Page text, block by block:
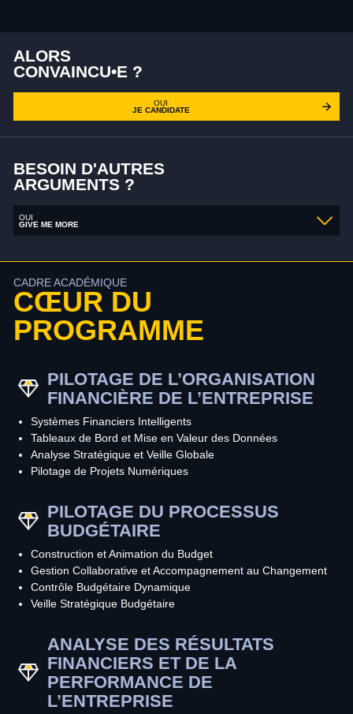
ALORS
CONVAINCU•E ?
OUI
JE CANDIDATE
BESOIN D'AUTRES
ARGUMENTS ?
OUI
GIVE ME MORE
CADRE ACADÉMIQUE
CŒUR DU
PROGRAMME
PILOTAGE DE L’ORGANISATION
FINANCIÈRE DE L’ENTREPRISE
Systèmes Financiers Intelligents
Tableaux de Bord et Mise en Valeur des Données
Analyse Stratégique et Veille Globale
Pilotage de Projets Numériques
PILOTAGE DU PROCESSUS
BUDGÉTAIRE
Construction et Animation du Budget
Gestion Collaborative et Accompagnement au Changement
Contrôle Budgétaire Dynamique
Veille Stratégique Budgétaire
ANALYSE DES RÉSULTATS
FINANCIERS ET DE LA
PERFORMANCE DE
L’ENTREPRISE